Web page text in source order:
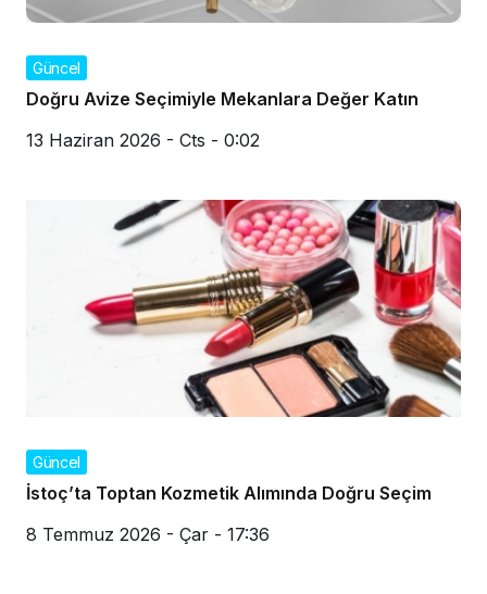
Güncel
Doğru Avize Seçimiyle Mekanlara Değer Katın
13 Haziran 2026 - Cts - 0:02
Güncel
İstoç’ta Toptan Kozmetik Alımında Doğru Seçim
8 Temmuz 2026 - Çar - 17:36